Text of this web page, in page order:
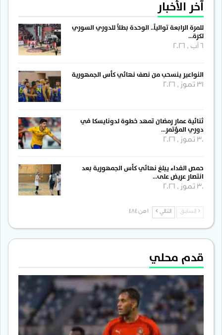
آخر الأخبار
للمرة الرابعة توالياً.. الوحدة بطلاً للدوري السوري
لكرة…
النواعير ينسحب من نصف نهائي كأس الجمهورية
31 تموز , 2026
ثنائية عمار رمضان تمهد خطوة لدونايسكا في
دوري المؤتمر…
30 تموز , 2026
حمص الفداء يبلغ نهائي كأس الجمهورية بعد
انتصار عريض على…
30 تموز , 2026
السابق التالي
قدم محلي